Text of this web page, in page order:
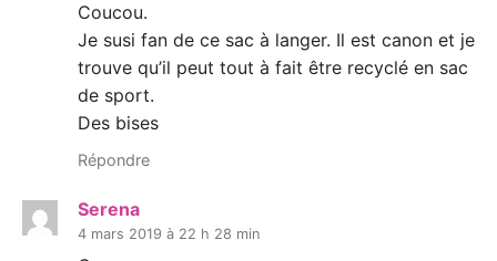
Coucou.
Je susi fan de ce sac à langer. Il est canon et je
trouve qu’il peut tout à fait être recyclé en sac
de sport.
Des bises
Répondre
Serena
4 mars 2019 à 22 h 28 min